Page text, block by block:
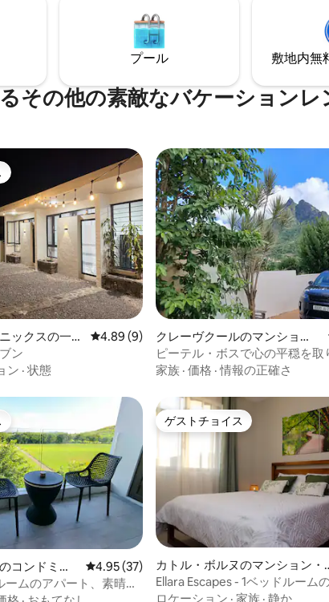
望む、静かで緑豊かなエ
なものがすぐそば 強
適さ、利便性、そして我が家の
地よさを体験しましょう。
プール 敷地内無
その他の素敵なバケーションレ
星の平均評価
ックスの一軒
レビュー9件、5つ星中4.89つ星の平均評価
4.89 (9)
ン
ン · 状態
クレーヴクールのマンショ
ン・アパート
ピーテル・ボスで心の平穏を取
景色と星空観賞の旅
家族 · 価格 ·情報の正確さ
星の平均評価
コンドミニ
レビュー37件、5つ星中4.95つ星の平均評価
4.95 (37)
ムのアパート、素晴ら
車場
ゲストチョイス
ゲストチョイス
カトル・ボルヌのマンション・
パート
Ellara Escapes - 1ベッドルーム
Quatre-Bornes
ロケーション · 家族 · 静か